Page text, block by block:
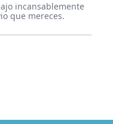
incansablemente
que mereces.